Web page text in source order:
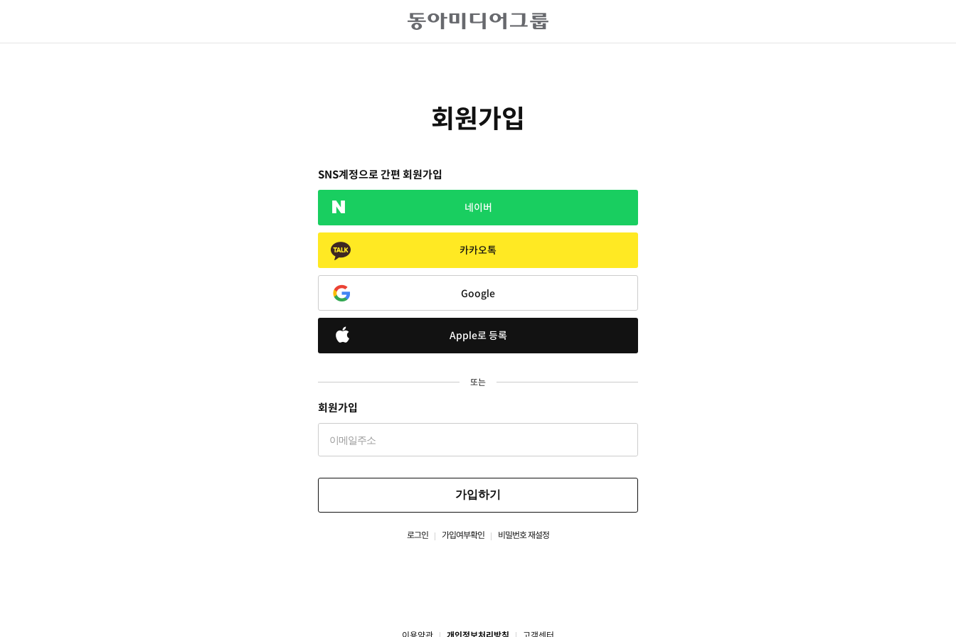
회원가입
SNS계정으로 간편 회원가입
네이버
카카오톡
Google
Apple로 등록
또는
회원가입
가입하기
로그인 가입여부확인 비밀번호 재설정